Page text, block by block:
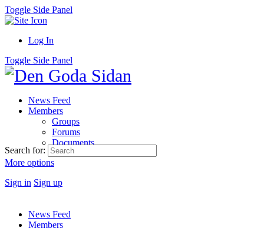
Toggle Side Panel
Log In
Toggle Side Panel
News Feed
Members
Groups
Forums
Documents
More options
Sign in Sign up
Search for:
News Feed
Members